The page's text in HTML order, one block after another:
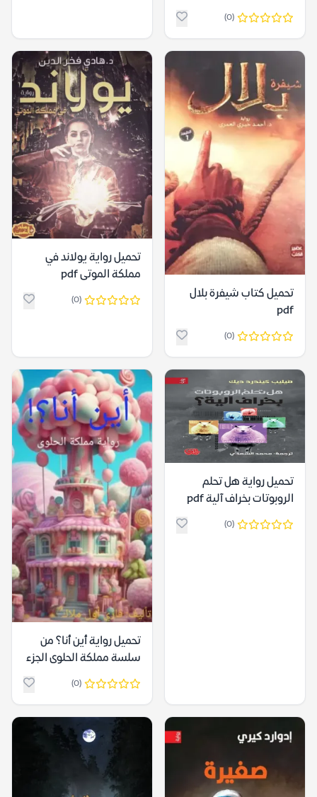
(0)
تحميل كتاب شيفرة بلال
pdf
(0)
تحميل رواية يولاند في
مملكة الموتى pdf
(0)
تحميل رواية هل تحلم
الروبوتات بخراف آلية pdf
(0)
تحميل رواية أين أنا؟ من
سلسة مملكة الحلوى الجزء
الأول pdf
(0)